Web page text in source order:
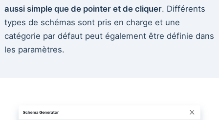
aussi simple que de pointer et de cliquer. Différents
types de schémas sont pris en charge et une
catégorie par défaut peut également être définie dans
les paramètres.